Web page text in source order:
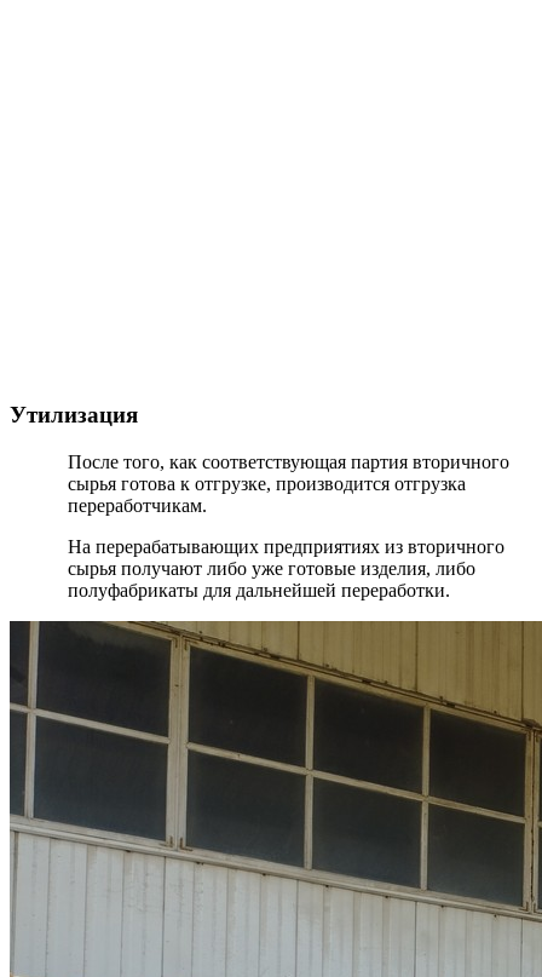
Утилизация
После того, как соответствующая партия вторичного
сырья готова к отгрузке, производится отгрузка
переработчикам.
На перерабатывающих предприятиях из вторичного
сырья получают либо уже готовые изделия, либо
полуфабрикаты для дальнейшей переработки.